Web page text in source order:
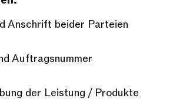
Anschrift beider Parteien
Auftragsnummer
der Leistung / Produkte